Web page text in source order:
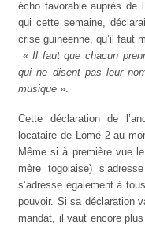
écho favorable auprès de
qui cette semaine,
crise guinéenne, qu’il faut
«Il faut que chacun
qui ne disent pas leur
musique ».
Cette déclaration de
locataire de Lomé 2 au
Même si à première vue
mère togolaise)
s’adresse également à
pouvoir. Si sa déclaration
mandat, il vaut encore